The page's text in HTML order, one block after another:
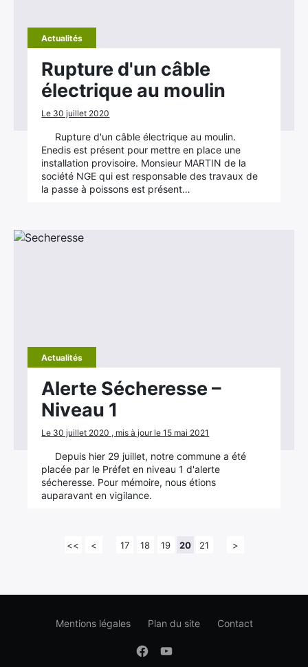
Actualités
Rupture d'un câble
électrique au moulin
Le 30 juillet 2020
Rupture d'un câble électrique au moulin.
Enedis est présent pour mettre en place une
installation provisoire. Monsieur MARTIN de la
société NGE qui est responsable des travaux de
la passe à poissons est présent…
Actualités
Alerte Sécheresse –
Niveau 1
Le 30 juillet 2020 , mis à jour le 15 mai 2021
Depuis hier 29 juillet, notre commune a été
placée par le Préfet en niveau 1 d'alerte
sécheresse. Pour mémoire, nous étions
auparavant en vigilance.
<< < 17 18 19 20 21 >
Mentions légales Plan du site Contact
Facebook
Youtube